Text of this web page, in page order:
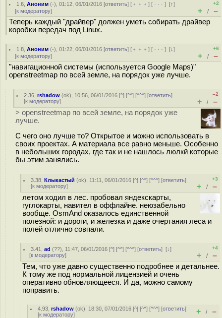
1.6 ,Аноним (-), 01:12, 06/01/2016 [ответить] [ ﹢﹢﹢] [ · · ·][↑]
[к модератору]
+2
+ / –
Теперь каждый "драйвер" должен уметь собирать драйвер
коробки передач под Linux.
1.8 ,Аноним (-), 01:22, 06/01/2016 [ответить] [ ﹢﹢﹢] [ · · ·][↓]
[к модератору]
+6
+ / –
"навигационной системы (используется Google Maps)"
openstreetmap по всей земле, на порядок уже лучше.
2.36 ,rshadow (ok), 10:56, 06/01/2016 [^] [^^] [^^^] [ответить]
[к модератору]
–2
+ / –
> openstreetmap по всей земле, на порядок уже
лучше.
С чего оно лучше то? Открытое и можно использовать в
своих проектах. А материала все равно меньше. Особенно
в небольших городах, где так и не нашлось люлкй которые
бы этим занялись.
3.38 ,Клыкастый (ok), 11:11, 06/01/2016 [^] [^^] [^^^] [ответить]
[к модератору]
+3
+ / –
летом ходил в лес. пробовал яндекскарты,
гуглокарты, навител в оффлайне. неюзабельно
вообще. OsmAnd оказалось единственной
полезной: и дороги, и железка и даже очертания леса и
полей отлично совпали.
3.41 ,ad (??), 11:47, 06/01/2016 [^] [^^] [^^^] [ответить][↓]
[к модератору]
+4
+ / –
Тем, что уже давно существенно подробнее и детальнее.
К тому же под нормальной лицензией и очень
оперативно обновляющееся. И да, можно самому
поправить.
4.93 ,rshadow (ok), 18:30, 07/01/2016 [^] [^^] [^^^] [ответить]
[к модератору] + / –